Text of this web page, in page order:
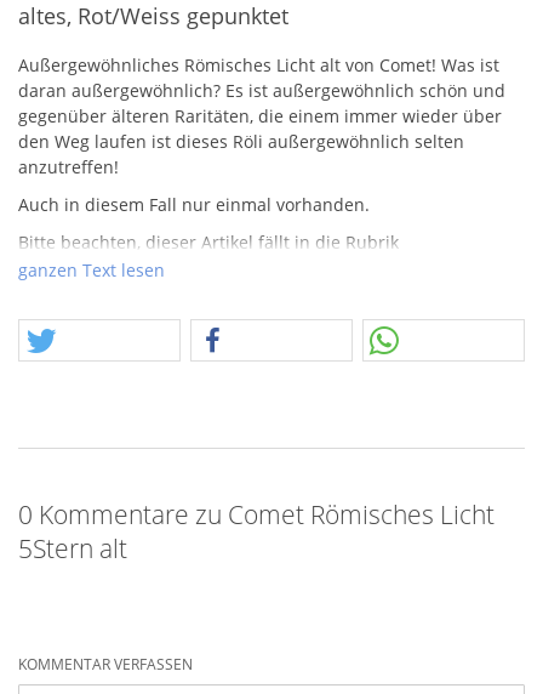
altes, Rot/Weiss gepunktet
Außergewöhnliches Römisches Licht alt von Comet! Was ist
daran außergewöhnlich? Es ist außergewöhnlich schön und
gegenüber älteren Raritäten, die einem immer wieder über
den Weg laufen ist dieses Röli außergewöhnlich selten
anzutreffen!
Auch in diesem Fall nur einmal vorhanden.
Bitte beachten, dieser Artikel fällt in die Rubrik
"Feuerwerkskörper" die nicht mehr funktionieren. Weitere
ganzen Text lesen
0 Kommentare zu Comet Römisches Licht
5Stern alt
KOMMENTAR VERFASSEN